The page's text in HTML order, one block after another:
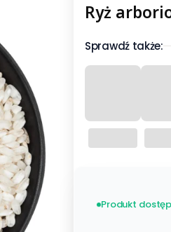
Ryż
Sprawdź także:
Produkt